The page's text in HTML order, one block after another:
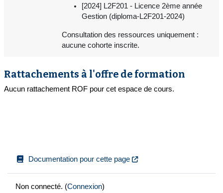
[2024] L2F201 - Licence 2ème année
Gestion (diploma-L2F201-2024)
Consultation des ressources uniquement :
aucune cohorte inscrite.
Rattachements à l'offre de formation
Aucun rattachement ROF pour cet espace de cours.
Documentation pour cette page
Non connecté. (Connexion)